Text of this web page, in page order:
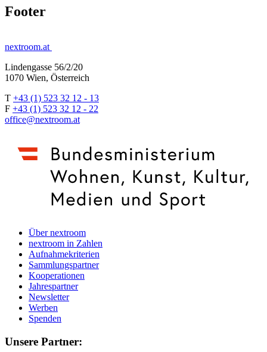
Footer
nextroom.at
Lindengasse 56/2/20
1070 Wien, Österreich
T +43 (1) 523 32 12 - 13
F +43 (1) 523 32 12 - 22
office@nextroom.at
Über nextroom
nextroom in Zahlen
Aufnahmekriterien
Sammlungspartner
Kooperationen
Jahrespartner
Newsletter
Werben
Spenden
Unsere Partner: